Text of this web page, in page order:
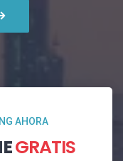
AHORA
GRATIS